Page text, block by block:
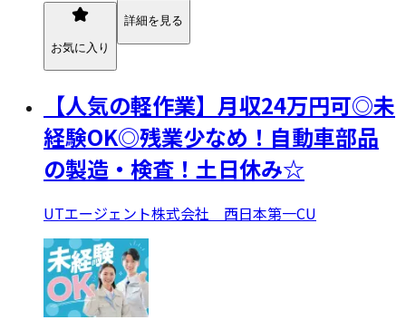
お気に入り
詳細を見る
【人気の軽作業】月収24万円可◎未
経験OK◎残業少なめ！自動車部品
の製造・検査！土日休み☆
UTエージェント株式会社 西日本第一CU